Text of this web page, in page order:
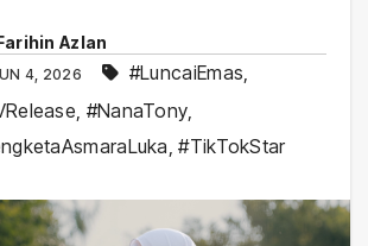
Azlan
4, 2026 #LuncaiEmas,
, #NanaTony,
,#TikTokStar